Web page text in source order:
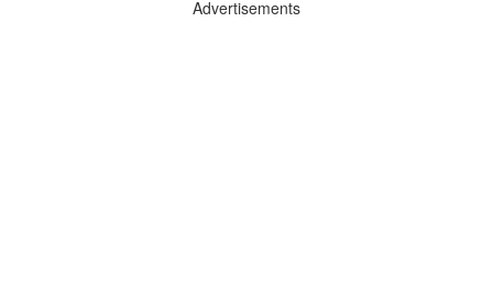
Advertisements